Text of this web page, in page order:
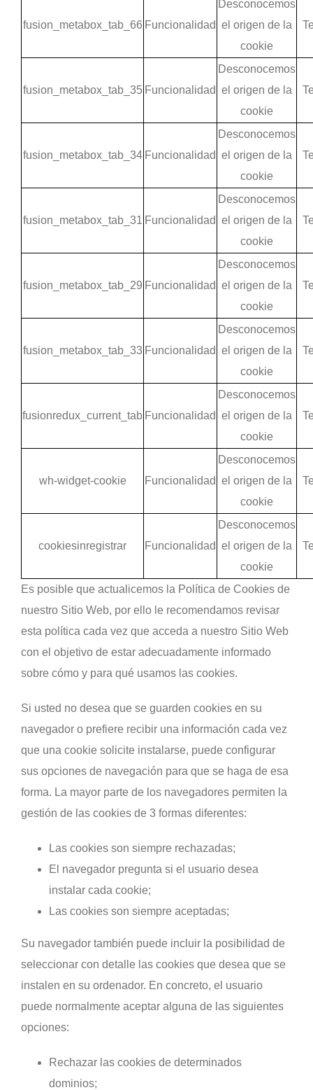
fusion_metabox_tab_66 Funcionalidad
Desconocemos
el origen de la
cookie
fusion_metabox_tab_35 Funcionalidad
Desconocemos
el origen de la
cookie
fusion_metabox_tab_34 Funcionalidad
Desconocemos
el origen de la
cookie
fusion_metabox_tab_31 Funcionalidad
Desconocemos
el origen de la
cookie
fusion_metabox_tab_29 Funcionalidad
Desconocemos
el origen de la
cookie
fusion_metabox_tab_33 Funcionalidad
Desconocemos
el origen de la
cookie
fusionredux_current_tab Funcionalidad
Desconocemos
el origen de la
cookie
wh-widget-cookie Funcionalidad
Desconocemos
el origen de la
cookie
cookiesinregistrar Funcionalidad
Desconocemos
el origen de la
cookie
Es posible que actualicemos la Política de Cookies de
nuestro Sitio Web, por ello le recomendamos revisar
esta política cada vez que acceda a nuestro Sitio Web
con el objetivo de estar adecuadamente informado
sobre cómo y para qué usamos las cookies.
Si usted no desea que se guarden cookies en su
navegador o prefiere recibir una información cada vez
que una cookie solicite instalarse, puede configurar
sus opciones de navegación para que se haga de esa
forma. La mayor parte de los navegadores permiten la
gestión de las cookies de 3 formas diferentes:
Las cookies son siempre rechazadas;
El navegador pregunta si el usuario desea
instalar cada cookie;
Las cookies son siempre aceptadas;
Su navegador también puede incluir la posibilidad de
seleccionar con detalle las cookies que desea que se
instalen en su ordenador. En concreto, el usuario
puede normalmente aceptar alguna de las siguientes
opciones:
Rechazar las cookies de determinados
dominios;